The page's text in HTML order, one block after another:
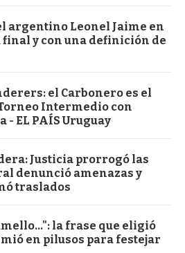
argentino Leonel Jaime en
final y con una definición de
el Carbonero es el
Intermedio con
- EL PAÍS Uruguay
Justicia prorrogó las
denunció amenazas y
traslados
la frase que eligió
en pilusos para festejar